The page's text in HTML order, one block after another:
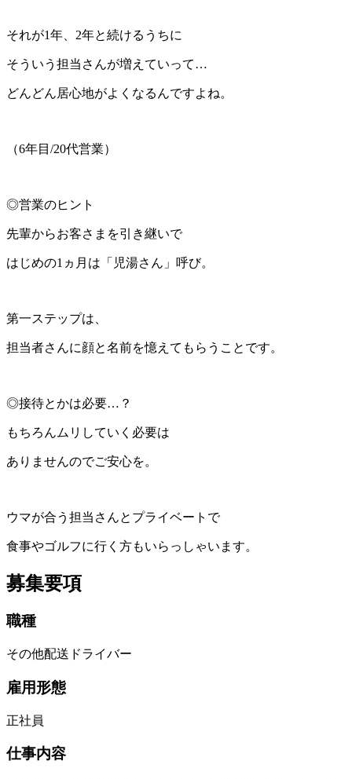
それが1年、2年と続けるうちに
そういう担当さんが増えていって…
どんどん居心地がよくなるんですよね。
（6年目/20代営業）
◎営業のヒント
先輩からお客さまを引き継いで
はじめの1ヵ月は「児湯さん」呼び。
第一ステップは、
担当者さんに顔と名前を憶えてもらうことです。
◎接待とかは必要…？
もちろんムリしていく必要は
ありませんのでご安心を。
ウマが合う担当さんとプライベートで
食事やゴルフに行く方もいらっしゃいます。
募集要項
職種
その他配送ドライバー
雇用形態
正社員
仕事内容